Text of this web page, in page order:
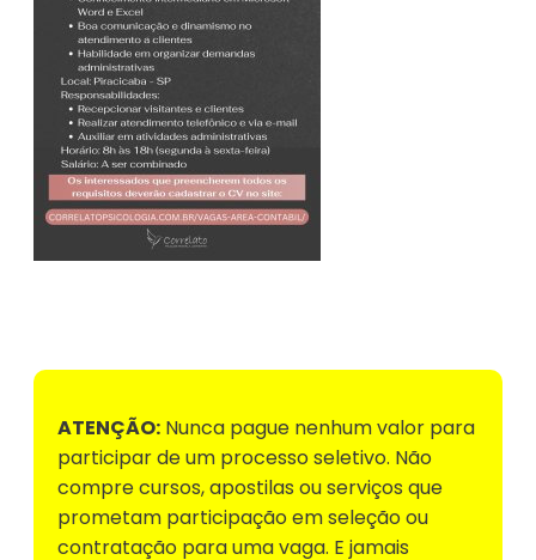
ATENÇÃO: Nunca pague nenhum valor para
participar de um processo seletivo. Não
compre cursos, apostilas ou serviços que
prometam participação em seleção ou
contratação para uma vaga. E jamais